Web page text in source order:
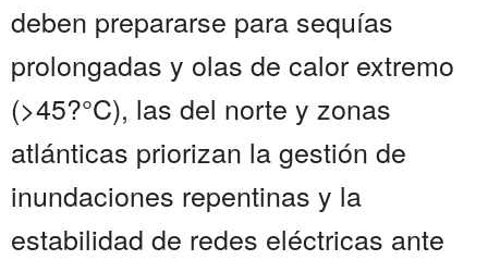
deben prepararse para sequías
prolongadas y olas de calor extremo
(>45?°C), las del norte y zonas
atlánticas priorizan la gestión de
inundaciones repentinas y la
estabilidad de redes eléctricas ante